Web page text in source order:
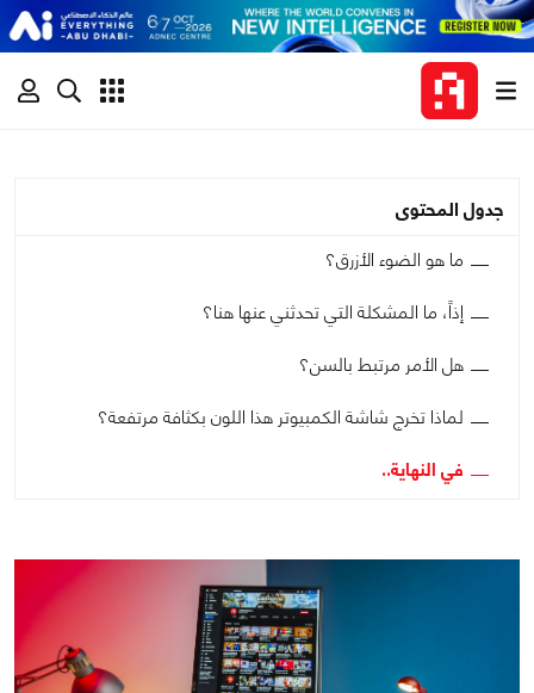
جدول المحتوى
ما هو الضوء الأزرق؟
إذاً، ما المشكلة التي تحدثني عنها هنا؟
هل الأمر مرتبط بالسن؟
لماذا تخرج شاشة الكمبيوتر هذا اللون بكثافة مرتفعة؟
في النهاية..